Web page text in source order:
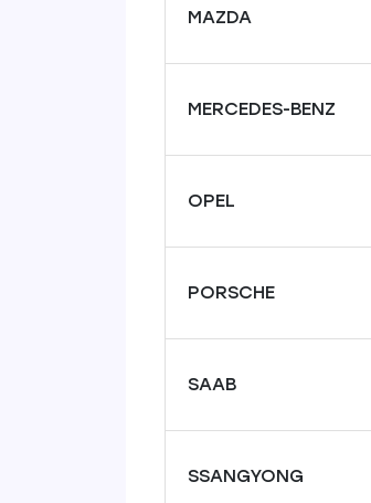
MAZDA
MERCEDES-BENZ
OPEL
PORSCHE
SAAB
SSANGYONG